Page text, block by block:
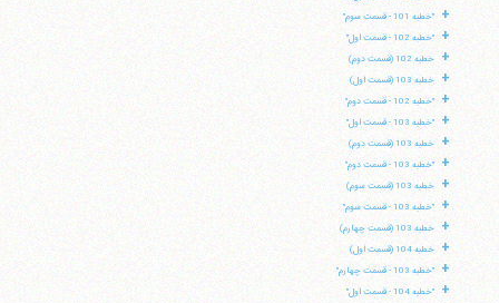
+ "خطبه 101 - قسمت سوم"
+ "خطبه 102 - قسمت اول"
+ خطبه 102 (قسمت دوم)
+ خطبه 103 (قسمت اول)
+ "خطبه 102 - قسمت دوم"
+ "خطبه 103 - قسمت اول"
+ خطبه 103 (قسمت دوم)
+ "خطبه 103 - قسمت دوم"
+ خطبه 103 (قسمت سوم)
+ "خطبه 103 - قسمت سوم"
+ خطبه 103 (قسمت چهارم)
+ خطبه 104 (قسمت اول)
+ "خطبه 103 - قسمت چهارم"
+ "خطبه 104 - قسمت اول"